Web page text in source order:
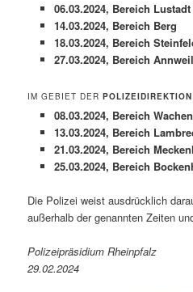
06.03.2024, Bereich Lustadt
14.03.2024, Bereich Berg
18.03.2024, Bereich
27.03.2024, Bereich
IM GEBIET DER
08.03.2024, Bereich
13.03.2024, Bereich
21.03.2024, Bereich
25.03.2024, Bereich
Die Polizei weist ausdrücklich
außerhalb der genannten Zeiten
Polizeipräsidium Rheinpfalz
29.02.2024